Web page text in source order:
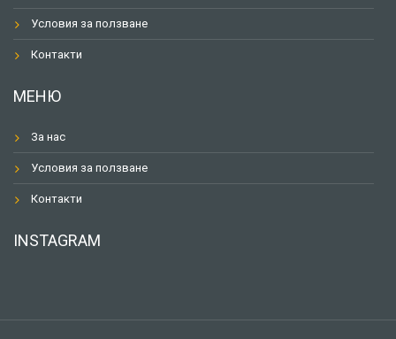
Условия за ползване
Контакти
МЕНЮ
За нас
Условия за ползване
Контакти
INSTAGRAM